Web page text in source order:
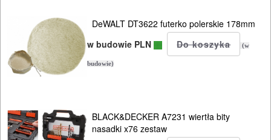
Do
pistoletów
do
silikonu
polerek
DeWALT DT3622 futerko polerskie 178mm
w budowie PLN
(w
budowie)
BLACK&DECKER A7231 wiertła bity
nasadki x76 zestaw